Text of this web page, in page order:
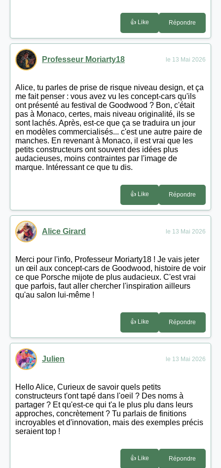
👍 Like Répondre
Professeur Moriarty18 le 13 Mai 2026
Alice, tu parles de prise de risque niveau design, et ça
me fait penser : vous avez vu les concept-cars qu'ils
ont présenté au festival de Goodwood ? Bon, c'était
pas à Monaco, certes, mais niveau originalité, ils se
sont lachés. Après, est-ce que ça se traduira un jour
en modèles commercialisés... c'est une autre paire de
manches. En revenant à Monaco, il est vrai que les
petits constructeurs ont souvent des idées plus
audacieuses, moins contraintes par l'image de
marque. Intéressant ce que tu dis.
👍 Like Répondre
Alice Girard le 13 Mai 2026
Merci pour l'info, Professeur Moriarty18 ! Je vais jeter
un œil aux concept-cars de Goodwood, histoire de voir
ce que Porsche mijote de plus audacieux. C'est vrai
que parfois, faut aller chercher l'inspiration ailleurs
qu'au salon lui-même !
👍 Like Répondre
Julien le 13 Mai 2026
Hello Alice, Curieux de savoir quels petits
constructeurs t'ont tapé dans l'oeil ? Des noms à
partager ? Et qu'est-ce qui t'a le plus plu dans leurs
approches, concrètement ? Tu parlais de finitions
incroyables et d'innovation, mais des exemples précis
seraient top !
👍 Like Répondre